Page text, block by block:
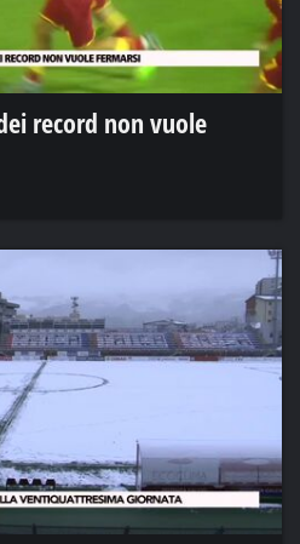
record non vuole